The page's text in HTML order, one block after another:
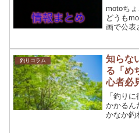
motoち
どうも
画で公表
ッシン
コロナ
で実際に
せんが、
釣りコラム
知らな
る「め
心者必
「釣り
かかるん
かなか釣
いる釣